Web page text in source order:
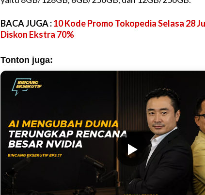
BACA JUGA :10 Kode Promo Tokopedia Selasa 28
Diskon Ekstra 70%
Tonton juga: